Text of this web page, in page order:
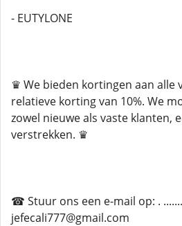
- EUTYLONE
♛ We bieden kortingen aan alle
relatieve korting van 10%. We
zowel nieuwe als vaste klanten,
verstrekken. ♛
☎ Stuur ons een e-mail op: . .......
jefecali777@gmail.com